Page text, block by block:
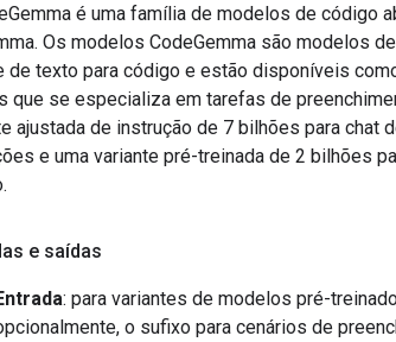
é uma família de modelos de código
Os modelos CodeGemma são modelos
de texto para código e estão disponíveis
que se especializa em tarefas de
ajustada de instrução de 7 bilhões para chat
e uma variante pré-treinada de 2 bilhões
e saídas
: para variantes de modelos pré-
o sufixo para cenários de